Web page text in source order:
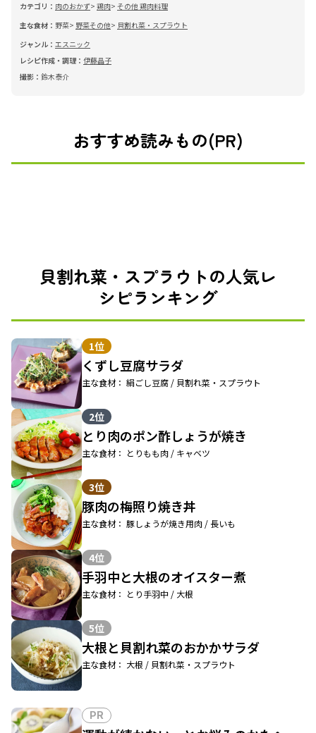
カテゴリ： 肉のおかず 鶏肉 その他 鶏肉料理
主な食材： 野菜 野菜その他
貝割れ菜・スプラウト
ジャンル： エスニック
レシピ作成・調理： 伊藤晶子
撮影： 鈴木泰介
おすすめ読みもの(PR)
貝割れ菜・スプラウトの人気レ
シピランキング
1位
くずし豆腐サラダ
主な食材： 絹ごし豆腐 / 貝割れ菜・スプラウト
2位
とり肉のポン酢しょうが焼き
主な食材： とりもも肉 / キャベツ
3位
豚肉の梅照り焼き丼
主な食材： 豚しょうが焼き用肉 / 長いも
4位
手羽中と大根のオイスター煮
主な食材： とり手羽中 / 大根
5位
大根と貝割れ菜のおかかサラダ
主な食材： 大根 / 貝割れ菜・スプラウト
PR